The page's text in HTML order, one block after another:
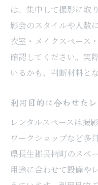
は、集中して撮影に取
影会のスタイルや人数
衣室・メイクスペース
確認してください。実
いるかも、判断材料とな
利用目的に合わせた
レンタルスペースは撮
ワークショップなど多
県長生郡長柄町のスペ
用途に合わせて設備や